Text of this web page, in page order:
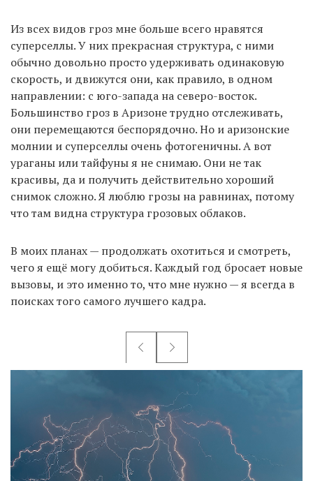
Из всех видов гроз мне больше всего нравятся
суперселлы. У них прекрасная структура, с ними
обычно довольно просто удерживать одинаковую
скорость, и движутся они, как правило, в одном
направлении: с юго-запада на северо-восток.
Большинство гроз в Аризоне трудно отслеживать,
они перемещаются беспорядочно. Но и аризонские
молнии и суперселлы очень фотогеничны. А вот
ураганы или тайфуны я не снимаю. Они не так
красивы, да и получить действительно хороший
снимок сложно. Я люблю грозы на равнинах, потому
что там видна структура грозовых облаков.
В моих планах — продолжать охотиться и смотреть,
чего я ещё могу добиться. Каждый год бросает новые
вызовы, и это именно то, что мне нужно — я всегда в
поисках того самого лучшего кадра.